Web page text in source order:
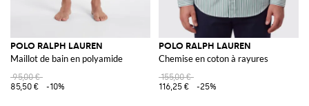
POLO RALPH LAUREN
Maillot de bain en polyamide
95,00 €
85,50 €
-10%
POLO RALPH LAUREN
Chemise en coton à rayures
155,00 €
116,25 €
-25%